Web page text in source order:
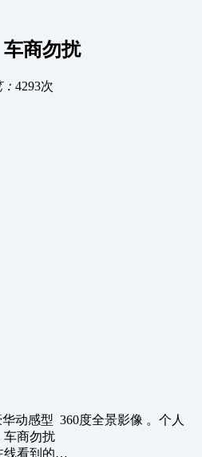
商勿扰
4293次
动感型 360度全景影像 。个人
车商勿扰
线看到的…